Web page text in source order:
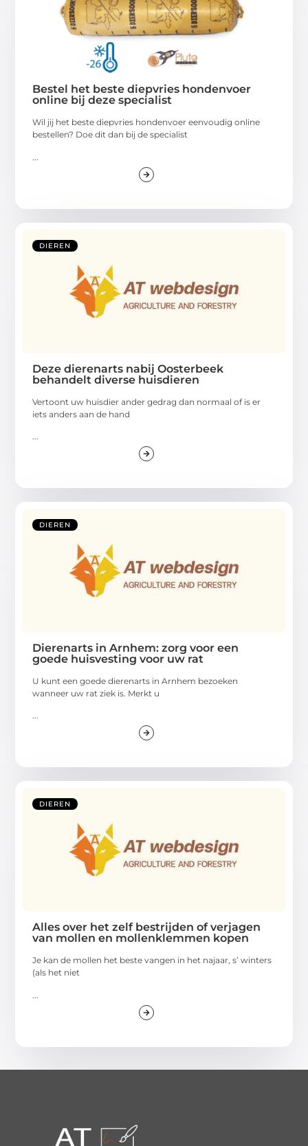
Bestel het beste diepvries hondenvoer
online bij deze specialist
Wil jij het beste diepvries hondenvoer eenvoudig online
bestellen? Doe dit dan bij de specialist
DIEREN
Deze dierenarts nabij Oosterbeek
behandelt diverse huisdieren
Vertoont uw huisdier ander gedrag dan normaal of is er
iets anders aan de hand
DIEREN
Dierenarts in Arnhem: zorg voor een
goede huisvesting voor uw rat
U kunt een goede dierenarts in Arnhem bezoeken
wanneer uw rat ziek is. Merkt u
...
DIEREN
Alles over het zelf bestrijden of verjagen
van mollen en mollenklemmen kopen
Je kan de mollen het beste vangen in het najaar, s’ winters
(als het niet